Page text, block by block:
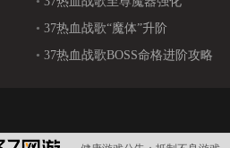
• 37热血战歌“魔体”升阶
• 37热血战歌BOSS命格进阶攻略